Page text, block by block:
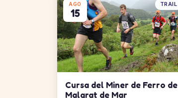
AGO
15
TRAIL
Cursa del Miner de Ferro de
Malgrat de Mar